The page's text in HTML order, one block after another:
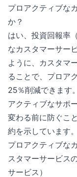
プロアクティブな
か？
はい、投資回報率
なカスタマーサー
ように、カスタマ
ることで、プロア
25％削減できます
アクティブなサポ
変わる前に防ぐこ
約を示しています。
プロアクティブな
スタマーサービス
サービス）